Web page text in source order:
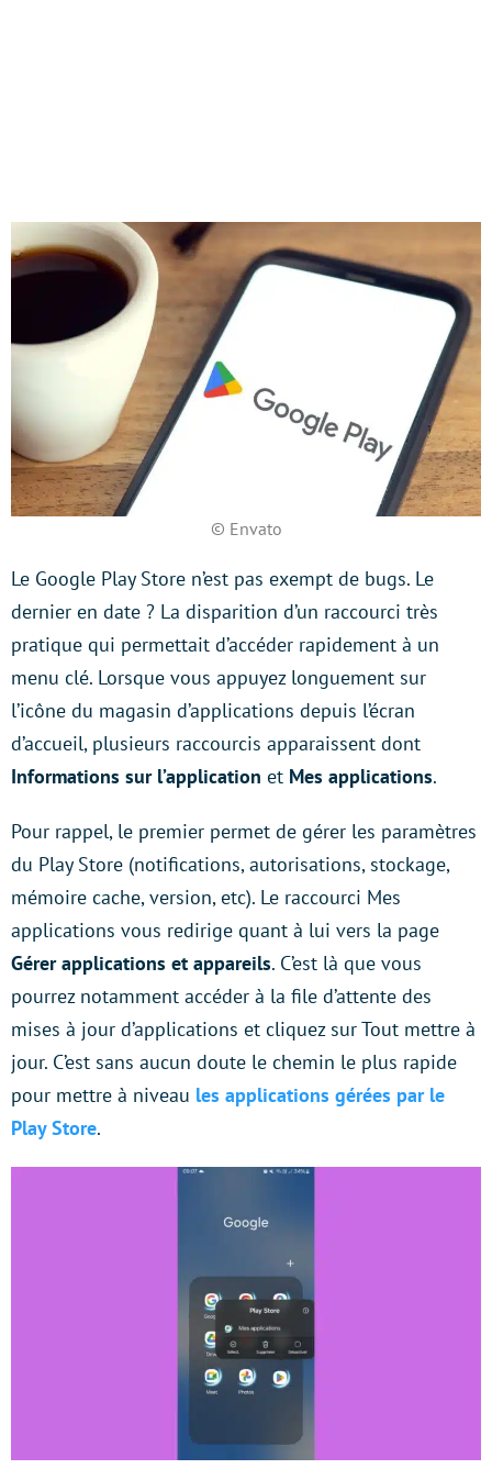
© Envato
Le Google Play Store n’est pas exempt de bugs. Le
dernier en date ? La disparition d’un raccourci très
pratique qui permettait d’accéder rapidement à un
menu clé. Lorsque vous appuyez longuement sur
l’icône du magasin d’applications depuis l’écran
d’accueil, plusieurs raccourcis apparaissent dont
Informations sur l’application et Mes applications.
Pour rappel, le premier permet de gérer les paramètres
du Play Store (notifications, autorisations, stockage,
mémoire cache, version, etc). Le raccourci Mes
applications vous redirige quant à lui vers la page
Gérer applications et appareils. C’est là que vous
pourrez notamment accéder à la file d’attente des
mises à jour d’applications et cliquez sur Tout mettre à
jour. C’est sans aucun doute le chemin le plus rapide
pour mettre à niveau les applications gérées par le
Play Store.